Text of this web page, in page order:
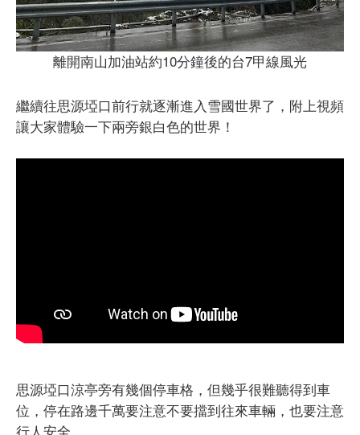
離開南山加油站約10分鐘後的台7甲線風光
繼續往思源埡口前行就逐漸進入雪國世界了，附上視頻
讓大家體驗一下兩旁銀白色的世界！
思源埡口涼亭旁有幾個停車格，但幾乎很難聽得到車
位，停在路邊千萬要注意不要擋到往來車輛，也要注意
行人安全。